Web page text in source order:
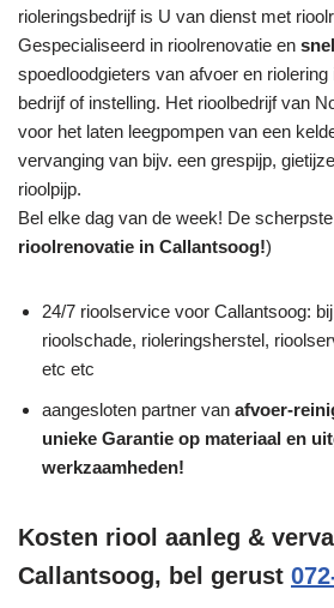
rioleringsbedrijf is U van dienst met
Gespecialiseerd in rioolrenovatie en
spoedloodgieters van afvoer en riolering
bedrijf of instelling. Het rioolbedrijf van
voor het laten leegpompen van een
vervanging van bijv. een grespijp,
rioolpijp.
Bel elke dag van de week! De scherpste
rioolrenovatie in Callantsoog!)
24/7 rioolservice voor Callantsoog:
rioolschade, rioleringsherstel,
etc etc
aangesloten partner van afvoer-
unieke Garantie op materiaal en
werkzaamheden!
Kosten riool aanleg &
Callantsoog, bel gerust